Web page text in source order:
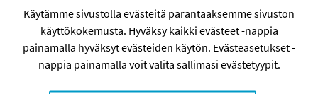
maria.tiikkaja@ttl.fi
TOTEUTUSAIKA
1.1.2018 - 29.5.2020
Käytämme sivustolla evästeitä parantaaksemme sivuston
käyttökokemusta. Hyväksy kaikki evästeet -nappia
painamalla hyväksyt evästeiden käytön. Evästeasetukset -
nappia painamalla voit valita sallimasi evästetyypit.